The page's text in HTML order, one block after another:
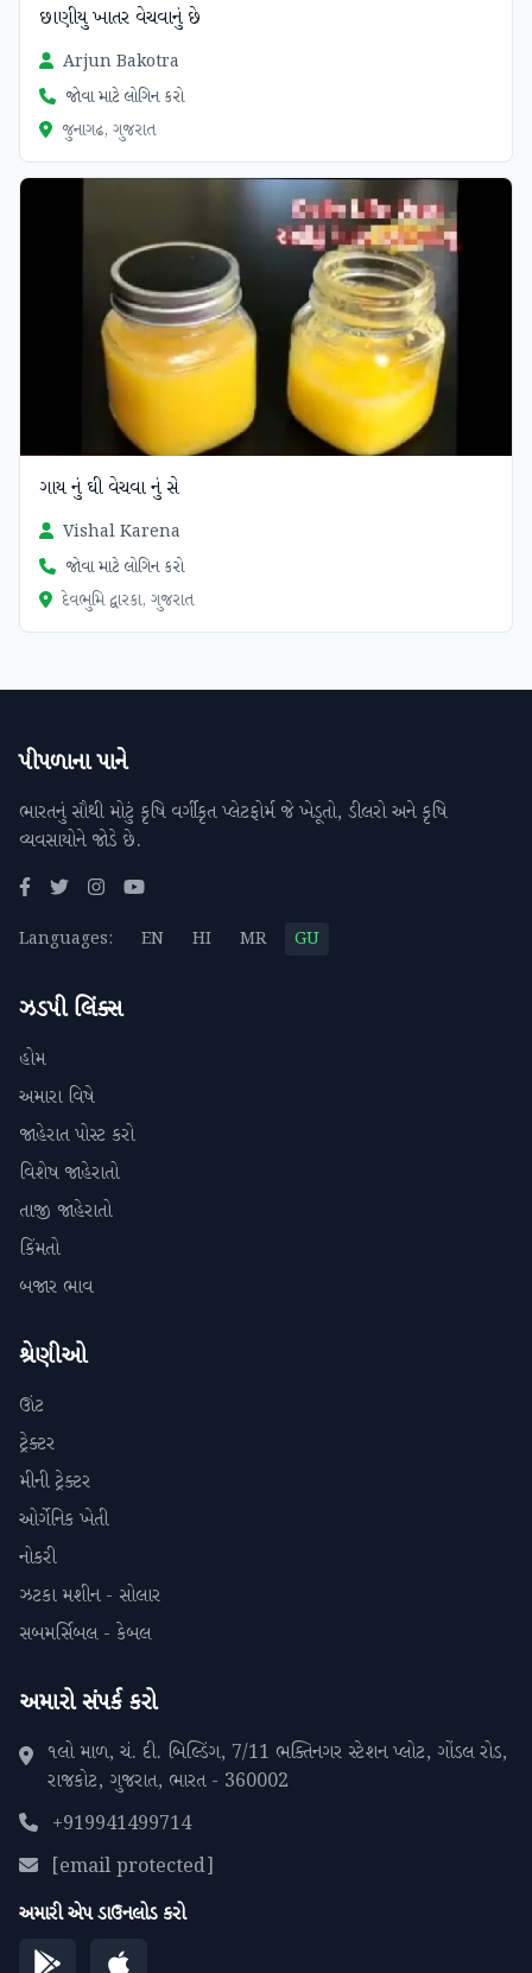
છાણીયુ ખાતર વેચવાનું છે
Arjun Bakotra
જોવા માટે લોગિન કરો
જુનાગઢ, ગુજરાત
ગાય નું ઘી વેચવા નું સે
Vishal Karena
જોવા માટે લોગિન કરો
દેવભુમિ દ્વારકા, ગુજરાત
પીપળાના પાને
ભારતનું સૌથી મોટું કૃષિ વર્ગીકૃત પ્લેટફોર્મ જે ખેડૂતો, ડીલરો અને કૃષિ
વ્યવસાયોને જોડે છે.
Languages: EN HI MR GU
ઝડપી લિંક્સ
હોમ
અમારા વિષે
જાહેરાત પોસ્ટ કરો
વિશેષ જાહેરાતો
તાજી જાહેરાતો
કિંમતો
બજાર ભાવ
શ્રેણીઓ
ઊંટ
ટ્રેક્ટર
મીની ટ્રેક્ટર
ઓર્ગેનિક ખેતી
નોકરી
ઝટકા મશીન - સોલાર
સબમર્સિબલ - કેબલ
અમારો સંપર્ક કરો
૧લો માળ, ચં. દી. બિલ્ડિંગ, 7/11 ભક્તિનગર સ્ટેશન પ્લોટ, ગોંડલ રોડ,
રાજકોટ, ગુજરાત, ભારત - 360002
+919941499714
[email protected]
અમારી એપ ડાઉનલોડ કરો